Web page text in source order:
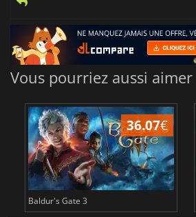
Vous pourriez aussi aimer
36.07€
Baldur's Gate 3